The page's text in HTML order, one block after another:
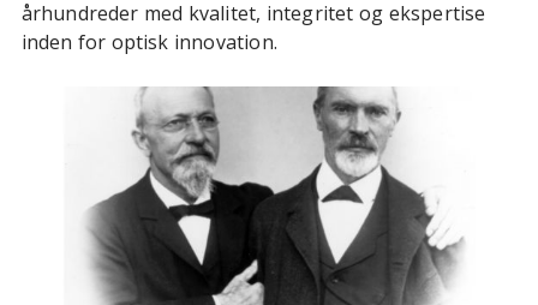
århundreder med kvalitet, integritet og ekspertise
inden for optisk innovation.